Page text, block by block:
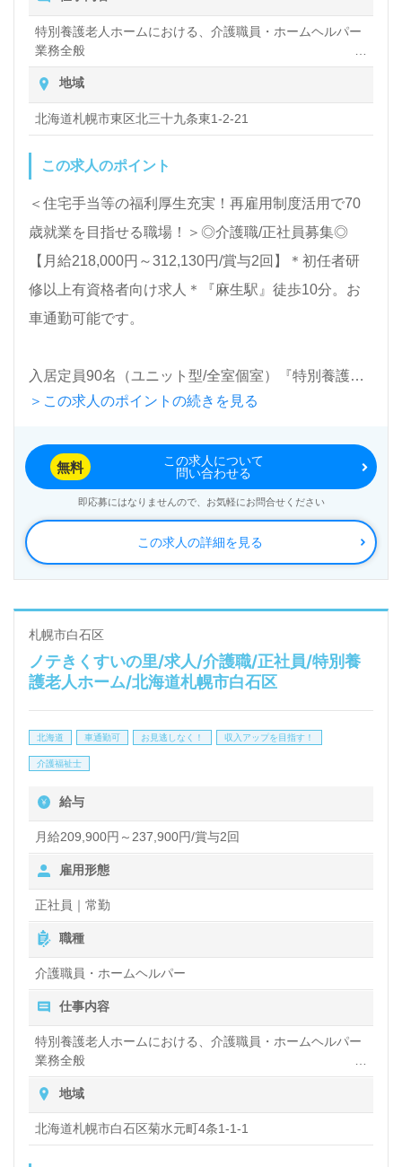
い』『転職で施設形態や環境を変えて働きたい』等の
方も大歓迎です。募集詳細等、担当コンサルタントよ
りご案内します。お問い合わせも遠慮なくお願いしま
す。
医療/福祉業界の正社員/パート求人探しは【ウィルオ
ブ介護】＊求人情報収集、将来的に検討の方も遠慮な
く＊
LINE、メール、お電話などご希望に応じてお問い合
わせ/ご相談可能です。転職相談、求人紹介、年収交
渉など完全無料サービスをご利用いただけます。＜非
転職活動！お問い合わせお待ちしております。
特別養護老人ホームにおける、介護職員・ホームヘルパー
業務全般
入浴や排せつ、食事などの身体的サポートや、買い物や掃
除、洗濯など日常生活のサポートなど
地域
北海道札幌市東区北三十九条東1-2-21
この求人のポイント
＜住宅手当等の福利厚生充実！再雇用制度活用で70
歳就業を目指せる職場！＞◎介護職/正社員募集◎
【月給218,000円～312,130円/賞与2回】＊初任者研
修以上有資格者向け求人＊『麻生駅』徒歩10分。お
車通勤可能です。
入居定員90名（ユニット型/全室個室）『特別養護老
人ホーム神遊（かみゆ）』社会福祉法人企救樹（本
ョートステイ、特別養護老人ホームを展開されていま
す。
◎『あしたを笑顔で過ごすその為に』を真ん中に。ユ
ニット型で寄り添いの介護サポートを実現される事業
所様！◎
看護助手や介護職経験のある方をお迎えします。特別
養護老人ホームでの勤務経験は問いません。幅広い年
代層の方が活躍中！手厚いOJT/研修制度、職員様同
ント！『ご利用者様お一人おひとりに寄り添いたい、
技術力を高めたい』『働きがいを感じながら仕事をし
たい』『転職で施設形態や環境を変えて働きたい』等
の方も大歓迎です。募集詳細等、担当コンサルタント
よりご案内します。お問い合わせも遠慮なくお願いし
ます。
医療/福祉業界の正社員/パート求人探しは【ウィルオ
ブ介護】＊求人情報収集、将来的に検討の方も遠慮な
く＊
LINE、メール、お電話などご希望に応じてお問い合
わせ/ご相談可能です。転職相談、求人紹介、年収交
渉など完全無料サービスをご利用いただけます。＜非
＞この求人のポイントの続きを見る
この求人の詳細を見る
無料
この求人について
問い合わせる
即応募にはなりませんので、お気軽にお問合せください
札幌市白石区
ノテきくすいの里/求人/介護職/正社員/特別養
護老人ホーム/北海道札幌市白石区
北海道 車通勤可 お見逃しなく！ 収入アップを目指す！
介護福祉士
給与
月給209,900円～237,900円/賞与2回
雇用形態
正社員｜常勤
職種
介護職員・ホームヘルパー
仕事内容
特別養護老人ホームにおける、介護職員・ホームヘルパー
業務全般
入浴や排せつ、食事などの身体的サポートや、買い物や掃
除、洗濯など日常生活のサポートなど
地域
北海道札幌市白石区菊水元町4条1-1-1